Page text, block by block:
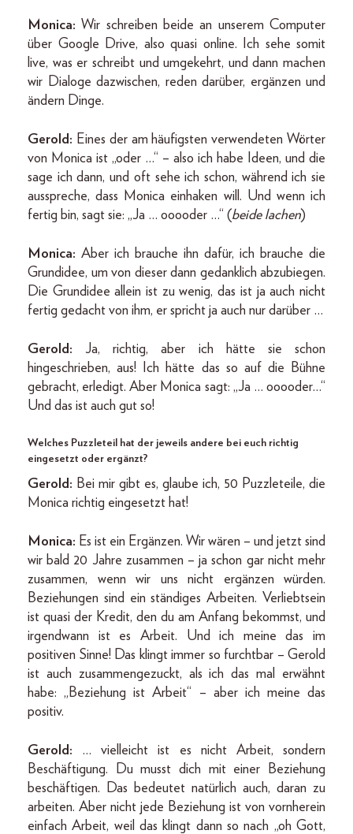
Monica: Wir schreiben beide an unserem Computer
über Google Drive, also quasi online. Ich sehe somit
live, was er schreibt und umgekehrt, und dann machen
wir Dialoge dazwischen, reden darüber, ergänzen und
ändern Dinge.
Gerold: Eines der am häufigsten verwendeten Wörter
von Monica ist „oder …“ – also ich habe Ideen, und die
sage ich dann, und oft sehe ich schon, während ich sie
ausspreche, dass Monica einhaken will. Und wenn ich
fertig bin, sagt sie: „Ja … ooooder …“ (beide lachen)
Monica: Aber ich brauche ihn dafür, ich brauche die
Grundidee, um von dieser dann gedanklich abzubiegen.
Die Grundidee allein ist zu wenig, das ist ja auch nicht
fertig gedacht von ihm, er spricht ja auch nur darüber …
Gerold: Ja, richtig, aber ich hätte sie schon
hingeschrieben, aus! Ich hätte das so auf die Bühne
gebracht, erledigt. Aber Monica sagt: „Ja … ooooder…“
Und das ist auch gut so!
Welches Puzzleteil hat der jeweils andere bei euch richtig
eingesetzt oder ergänzt?
Gerold: Bei mir gibt es, glaube ich, 50 Puzzleteile, die
Monica richtig eingesetzt hat!
Monica: Es ist ein Ergänzen. Wir wären – und jetzt sind
wir bald 20 Jahre zusammen – ja schon gar nicht mehr
zusammen, wenn wir uns nicht ergänzen würden.
Beziehungen sind ein ständiges Arbeiten. Verliebtsein
ist quasi der Kredit, den du am Anfang bekommst, und
irgendwann ist es Arbeit. Und ich meine das im
positiven Sinne! Das klingt immer so furchtbar – Gerold
ist auch zusammengezuckt, als ich das mal erwähnt
habe: „Beziehung ist Arbeit“ – aber ich meine das
positiv.
Gerold: … vielleicht ist es nicht Arbeit, sondern
Beschäftigung. Du musst dich mit einer Beziehung
beschäftigen. Das bedeutet natürlich auch, daran zu
arbeiten. Aber nicht jede Beziehung ist von vornherein
einfach Arbeit, weil das klingt dann so nach „oh Gott,